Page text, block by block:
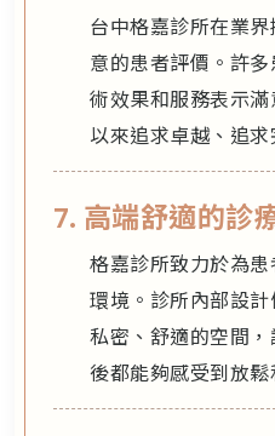
台中格嘉診所在業
意的患者評價。許
術效果和服務表示
以來追求卓越、追求
7. 高端舒適的診
格嘉診所致力於為
環境。診所內部設
私密、舒適的空間
後都能夠感受到放鬆